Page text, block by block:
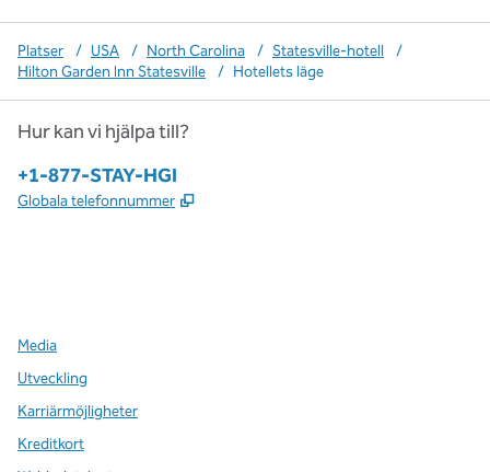
Platser / USA / North Carolina / Statesville-hotell
/
Hilton Garden Inn Statesville
/ Hotellets läge
Hur kan vi hjälpa till?
Telefon:
+1-877-STAY-HGI
Globala telefonnummer ,
Media
Utveckling
Karriärmöjligheter
Kreditkort